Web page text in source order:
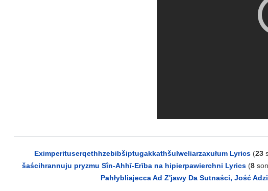
Eximperituserqethhzebibšiptugakkathšulweliarzaxułum Lyrics (23
šaścihrannuju pryzmu Sîn-Ahhī-Erība na hipierpawierchni Lyrics (8
Pahłybliajecca Ad Z'jawy Da Sutnaści, Jość